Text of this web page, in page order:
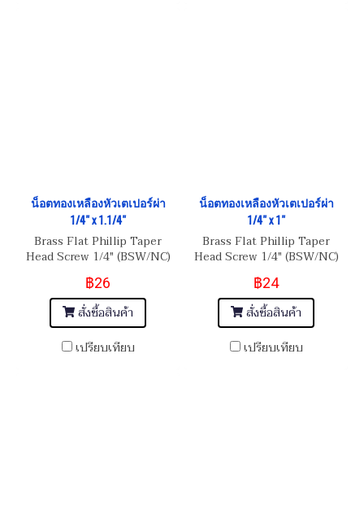
น็อตทองเหลืองหัวเตเปอร์ผ่า
1/4" x 1.1/4"
Brass Flat Phillip Taper
Head Screw 1/4" (BSW/NC)
฿26
สั่งซื้อสินค้า
เปรียบเทียบ
น็อตทองเหลืองหัวเตเปอร์ผ่า
1/4" x 1"
Brass Flat Phillip Taper
Head Screw 1/4" (BSW/NC)
฿24
สั่งซื้อสินค้า
เปรียบเทียบ